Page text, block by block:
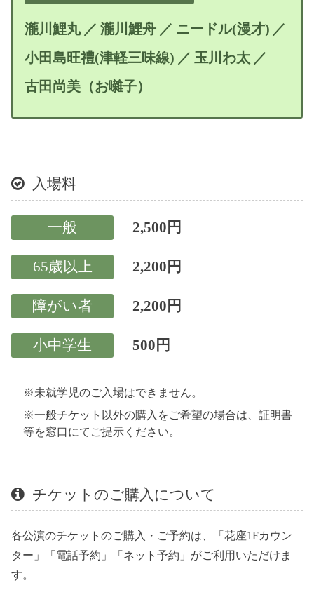
瀧川鯉丸 瀧川鯉舟
ニードル(漫才)
小田島旺禮(津軽三味線)
玉川わ太
古田尚美（お囃子）
入場料
一般 2,500円
65歳以上 2,200円
障がい者 2,200円
小中学生 500円
※未就学児のご入場はできません。
※一般チケット以外の購入をご希望の場合は、証明書
等を窓口にてご提示ください。
チケットのご購入について
各公演のチケットのご購入・ご予約は、「花座1Fカウン
ター」「電話予約」「ネット予約」がご利用いただけま
す。